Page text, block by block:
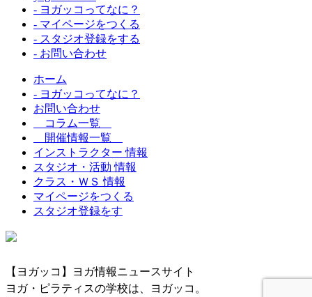
- ヨガッコってなに？
- マイページをつくる
- スタジオ登録をする
- お問い合わせ
ホーム
- ヨガッコってなに？
お問い合わせ
コラム一覧
開催情報一覧
インストラクター 情報
スタジオ・活動 情報
クラス・ＷＳ 情報
マイページをつくる
スタジオ登録をす
【ヨガッコ】ヨガ情報ニュースサイト
ヨガ・ピラティスの学校は、ヨガッコ。